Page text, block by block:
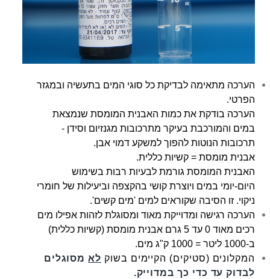
הערכה מתאימה לבדיקת כל סוגי המים בתעשיה ובמגזר
הפרטי.
הערכה בודקת את כמות האבנית המומסת שנמצאת
במים והמורכבת בעיקר מתרכובות מגנזיום וסידן -
תרכובות הנוטות להפוך למשקע דמוי אבן.
אבנית מומסת = קשיות כללית.
האבנית המומסת גורמת לבעיות רבות בשימוש
היום-יומי במים ויוצרת קושי בהקצפה וביעילות של חומרי
ניקוי. זו הסיבה שקוראים למים 'מים קשים'.
הערכה רגישה ומדוייקת מאוד ומסוגלת לזהות אפילו מים
רכים מאוד 0 עד 5 גרם אבנית מומסת (קשיות כללית)
ב-1000 ליטר = 1000 ק"ג מים.
המקלונים (סטיקים) הקיימים בשוק לאמסוגלים
לבדוק עד כדי כך במדוייק.